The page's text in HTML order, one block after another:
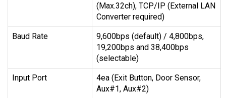
(Max.32ch), TCP/IP (External LAN
Converter required)
Baud Rate
9,600bps (default) / 4,800bps,
19,200bps and 38,400bps
(selectable)
Input Port
4ea (Exit Button, Door Sensor,
Aux#1, Aux#2)